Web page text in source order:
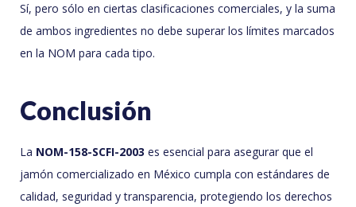
Sí, pero sólo en ciertas clasificaciones comerciales, y la suma
de ambos ingredientes no debe superar los límites marcados
en la NOM para cada tipo.
Conclusión
La NOM-158-SCFI-2003 es esencial para asegurar que el
jamón comercializado en México cumpla con estándares de
calidad, seguridad y transparencia, protegiendo los derechos